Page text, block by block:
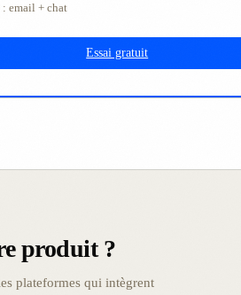
: email + chat
Essai gratuit
produit ?
plateformes qui intègrent